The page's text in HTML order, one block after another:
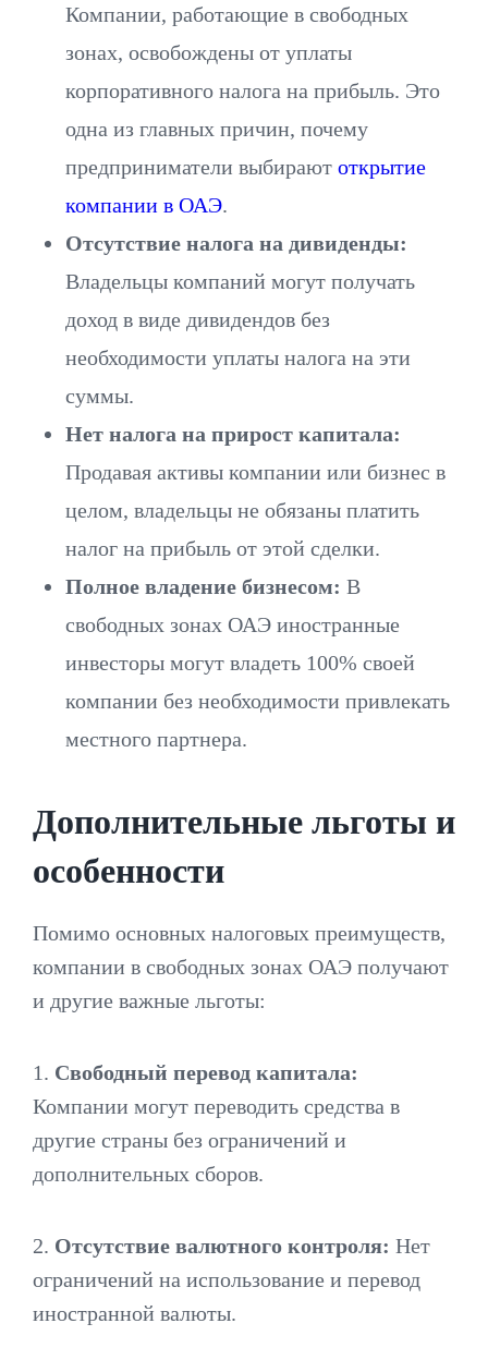
Компании, работающие в свободных
зонах, освобождены от уплаты
корпоративного налога на прибыль. Это
одна из главных причин, почему
предприниматели выбирают открытие
компании в ОАЭ.
Отсутствие налога на дивиденды:
Владельцы компаний могут получать
доход в виде дивидендов без
необходимости уплаты налога на эти
суммы.
Нет налога на прирост капитала:
Продавая активы компании или бизнес в
целом, владельцы не обязаны платить
налог на прибыль от этой сделки.
Полное владение бизнесом: В
свободных зонах ОАЭ иностранные
инвесторы могут владеть 100% своей
компании без необходимости привлекать
местного партнера.
Дополнительные льготы и
особенности
Помимо основных налоговых преимуществ,
компании в свободных зонах ОАЭ получают
и другие важные льготы:
1. Свободный перевод капитала:
Компании могут переводить средства в
другие страны без ограничений и
дополнительных сборов.
2. Отсутствие валютного контроля: Нет
ограничений на использование и перевод
иностранной валюты.